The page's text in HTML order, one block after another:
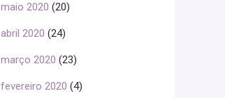
maio 2020 (20)
abril 2020 (24)
março 2020 (23)
fevereiro 2020 (4)